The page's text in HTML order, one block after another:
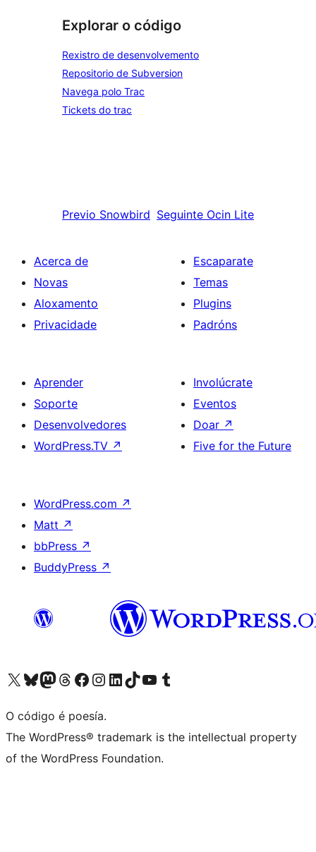
Explorar o código
Rexistro de desenvolvemento
Repositorio de Subversion
Navega polo Trac
Tickets do trac
Previo Snowbird Seguinte Ocin Lite
Acerca de
Novas
Aloxamento
Privacidade
Escaparate
Temas
Plugins
Padróns
Aprender
Soporte
Desenvolvedores
WordPress.TV ↗
Involúcrate
Eventos
Doar ↗
Five for the Future
WordPress.com ↗
Matt ↗
bbPress ↗
BuddyPress ↗
Visita la cuenta de X (anteriormente Twitter)
Visita a nosa conta de Bluesky
Visita a nosa conta de Mastodon
Visita a nosa conta de Threads
Visita a nosa páxina de Facebook
Visita a nosa conta de Instagram
Visita a nosa conta de LinkedIn
Visita a nosa conta de TikTok
Visita a nosa canle de YouTube
Visita a nosa conta de Tumblr
O código é poesía.
The WordPress® trademark is the intellectual property
of the WordPress Foundation.